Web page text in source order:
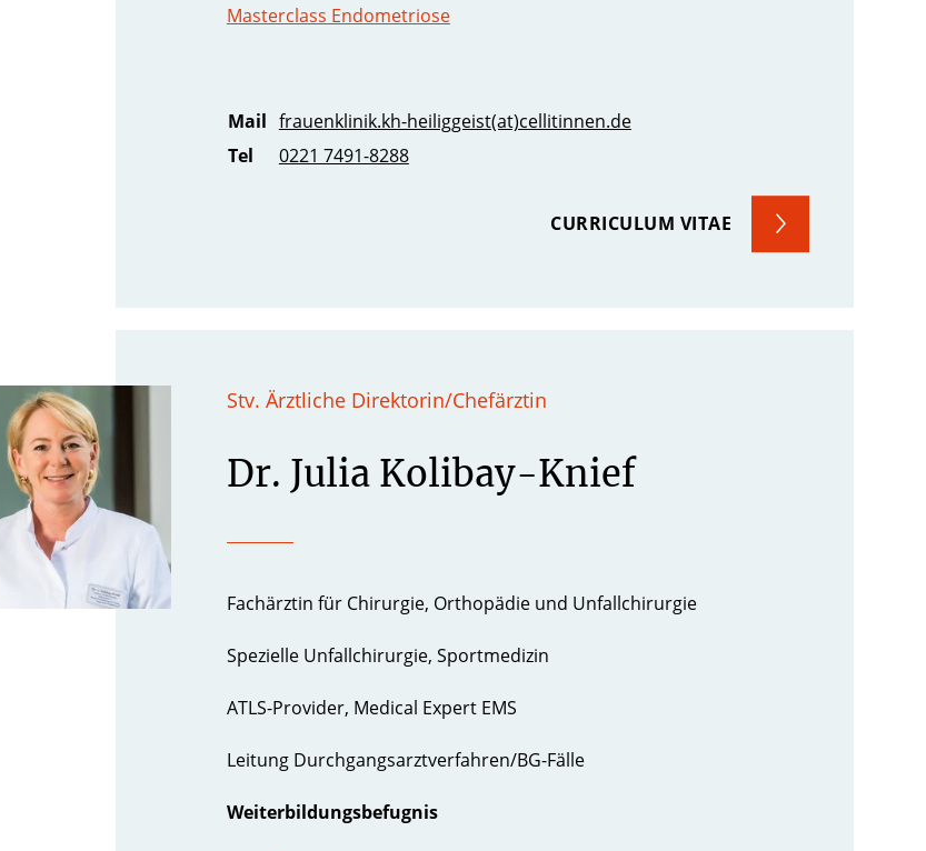
Masterclass Endometriose
Mail frauenklinik.kh-heiliggeist(at)cellitinnen.de
Tel
0221 7491-8288
CURRICULUM VITAE
Stv. Ärztliche Direktorin/Chefärztin
Dr. Julia Kolibay-Knief
Fachärztin für Chirurgie, Orthopädie und Unfallchirurgie
Spezielle Unfallchirurgie, Sportmedizin
ATLS-Provider, Medical Expert EMS
Leitung Durchgangsarztverfahren/BG-Fälle
Weiterbildungsbefugnis